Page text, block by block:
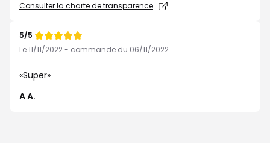
Consulter la charte de transparence
Note
de
5/5
Le 11/11/2022 - commande du 06/11/2022
Super
A A.